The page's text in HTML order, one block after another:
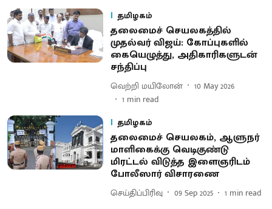
தமிழகம்
தலைமைச் செயலகத்தில்
முதல்வர் விஜய்: கோப்புகளில்
கையெழுத்து, அதிகாரிகளுடன்
சந்திப்பு
வெற்றி மயிலோன்
10 May 2026
1 min read
தமிழகம்
தலை​மைச் செயல​கம், ஆளுநர்
மாளிகைக்கு வெடிகுண்டு
மிரட்டல் விடுத்த இளைஞரிடம்
போலீஸார் விசாரணை
செய்திப்பிரிவு 09 Sep 2025 1 min read